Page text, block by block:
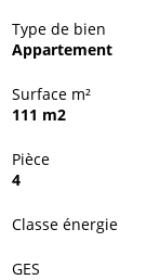
Type de bien
Appartement
Surface m²
111 m2
Pièce
4
Classe énergie
GES